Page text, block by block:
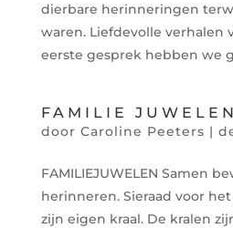
dierbare herinneringen
waren. Liefdevolle verhalen
eerste gesprek hebben we
FAMILIE JUWELEN
door Caroline Peeters |
FAMILIEJUWELEN Samen
herinneren. Sieraad voor
zijn eigen kraal. De kralen